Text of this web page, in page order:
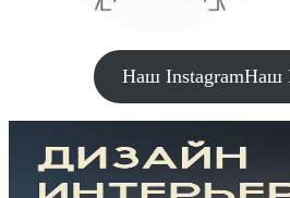
Наш InstagramНаш